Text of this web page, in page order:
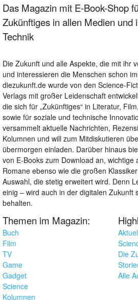
Das Magazin mit E-Book-Shop
Zukünftiges in allen Medien und
Technik
Die Zukunft und alle Aspekte, die mit ihr
und interessieren die Menschen schon
diezukunft.de wurde von den Science-
Verlags mit großer Leidenschaft
die sich für „Zukünftiges“ in Literatur,
sowie für soziale und technische
versammelt aktuelle Nachrichten,
Kolumnen und will zum Mitdiskutieren
übermorgen einladen. Darüber hinaus
von E-Books zum Download an, wichtige
Romane ebenso wie die großen
Auswahl, die stetig erweitert wird. Denn
einig – wird auch in der digitalen Zukunft
behalten.
Themen im Magazin:
Buch
Film
TV
Game
Gadget
Science
Kolumnen
Die
Alle